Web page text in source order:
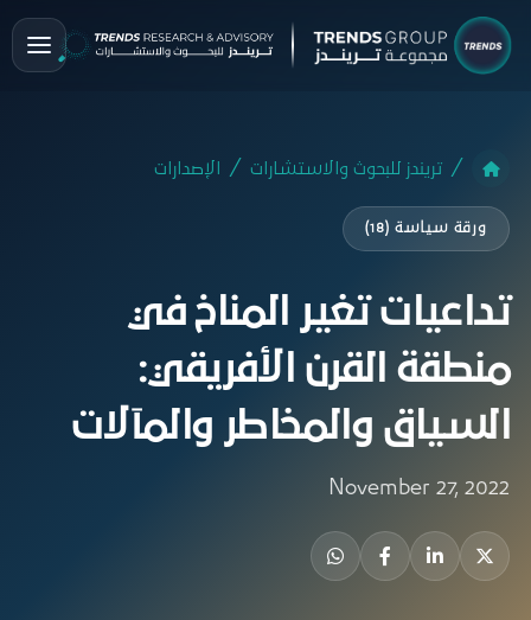
تريندز للبحوث والاستشارات الإصدارات
ورقة سياسة (18)
تداعيات تغير المناخ في
منطقة القرن الأفريقي:
السياق والمخاطر والمآلات
November 27, 2022